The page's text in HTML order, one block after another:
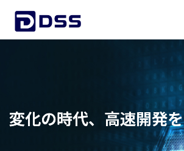
変化の時代、高速開発を